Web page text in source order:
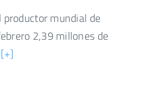
mundial de
2,39 millones de
[+]